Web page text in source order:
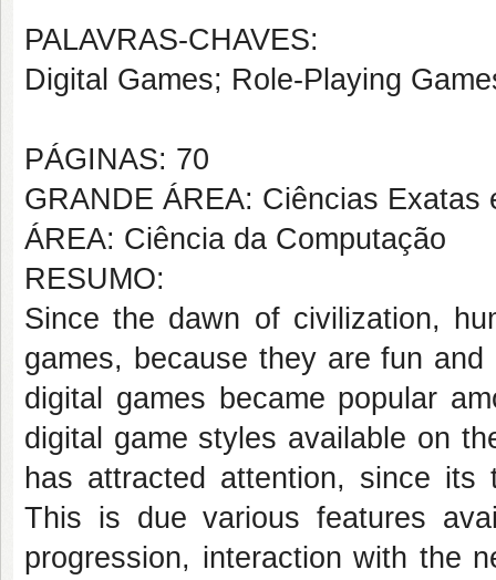
PALAVRAS-CHAVES:
Digital Games; Role-Playing
PÁGINAS: 70
GRANDE ÁREA: Ciências Exatas
ÁREA: Ciência da Computação
RESUMO:
Since the dawn of civilization,
games, because they are fun
digital games became popular
digital game styles available on
has attracted attention, since
This is due various features
progression, interaction with the